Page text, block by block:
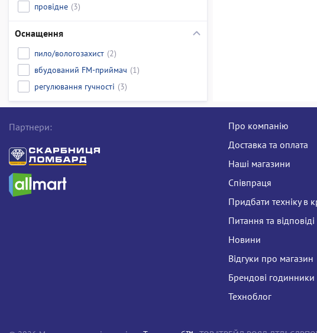
провідне (3)
Оснащення
пило/вологозахист (2)
вбудований FM-приймач (1)
регулювання гучності (3)
Партнери:
Про компанію
Доставка та оплата
Наші магазини
Співпраця
Придбати техніку в
Питання та відповіді
Новини
Відгуки про магазин
Брендові годинники
Техноблог